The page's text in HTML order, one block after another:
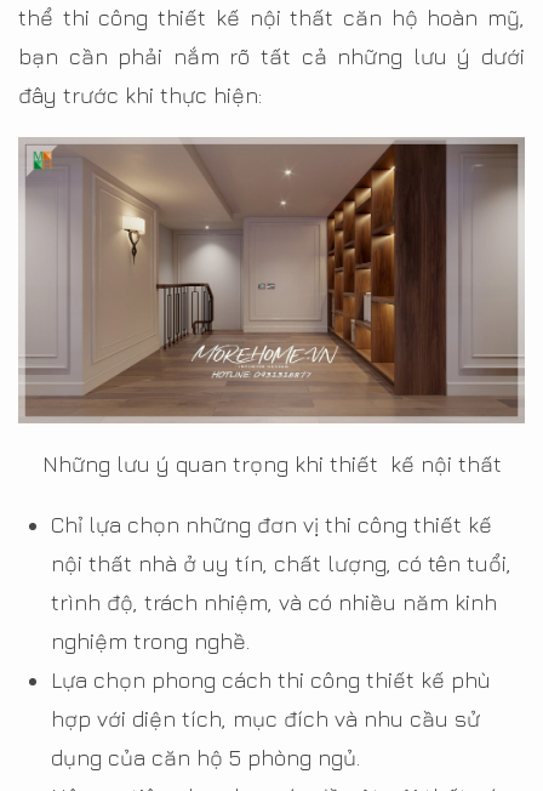
thể thi công thiết kế nội thất căn hộ hoàn mỹ,
bạn cần phải nắm rõ tất cả những lưu ý dưới
đây trước khi thực hiện:
Những lưu ý quan trọng khi thiết kế nội thất
Chỉ lựa chọn những đơn vị thi công thiết kế
nội thất nhà ở uy tín, chất lượng, có tên tuổi,
trình độ, trách nhiệm, và có nhiều năm kinh
nghiệm trong nghề.
Lựa chọn phong cách thi công thiết kế phù
hợp với diện tích, mục đích và nhu cầu sử
dụng của căn hộ 5 phòng ngủ.